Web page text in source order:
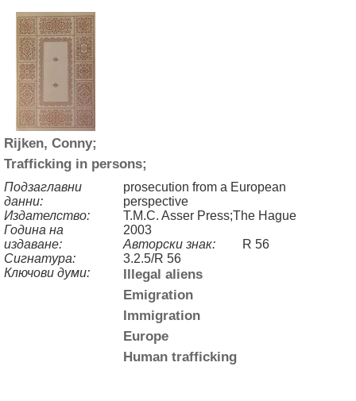
Rijken, Conny;
Trafficking in persons;
Подзаглавни
данни:
prosecution from a European
perspective
Издателство:
T.M.C. Asser Press;The Hague
Година на
издаване:
2003
Авторски знак:
R 56
Сигнатура:
3.2.5/R 56
Ключови думи:
Illegal aliens
Emigration
Immigration
Europe
Human trafficking